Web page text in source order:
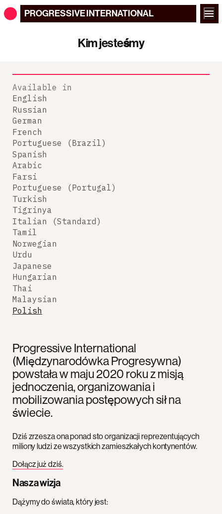
PROGRESSIVEINTERNATIONAL
Kim jesteśmy
Progressive International
(Międzynarodówka Progresywna)
powstała w maju 2020 roku z misją
jednoczenia, organizowania i
mobilizowania postępowych sił na
świecie.
Dziś zrzesza ona ponad sto organizacji reprezentujących
miliony ludzi ze wszystkich zamieszkałych kontynentów.
Dołącz już dziś.
Nasza wizja
Dążymy do świata, który jest:
Available in
English
Russian
German
French
Portuguese (Brazil)
Spanish
Arabic
Farsi
Portuguese (Portugal)
Turkish
Tigrinya
Italian (Standard)
Tamil
Norwegian
Urdu
Japanese
Hungarian
Thai
Malaysian
Polish